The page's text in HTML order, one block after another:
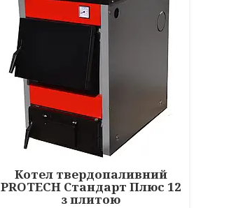
Котел твердопаливний
PROTECH Стандарт Плюс 12
з плитою